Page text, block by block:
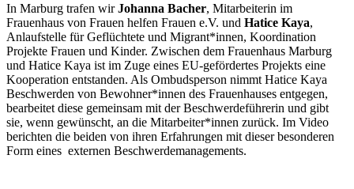
In Marburg trafen wirJohanna Bacher, Mitarbeiterin im
Frauenhaus von Frauen helfen Frauen e.V. und Hatice Kaya,
Anlaufstelle für Geflüchtete und Migrant*innen, Koordination
Projekte Frauen und Kinder. Zwischen dem Frauenhaus Marburg
und Hatice Kaya ist im Zuge eines EU-gefördertes Projekts eine
Kooperation entstanden. Als Ombudsperson nimmt Hatice Kaya
Beschwerden von Bewohner*innen des Frauenhauses entgegen,
bearbeitet diese gemeinsam mit der Beschwerdeführerin und gibt
sie, wenn gewünscht, an die Mitarbeiter*innen zurück. Im Video
berichten die beiden von ihren Erfahrungen mit dieser besonderen
Form eines externen Beschwerdemanagements.